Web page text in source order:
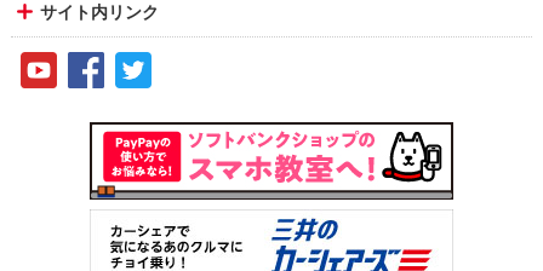
サイト内リンク